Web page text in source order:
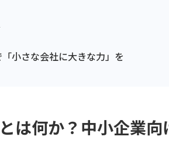
小さな会社に大きな力」を
は何か？中小企業向